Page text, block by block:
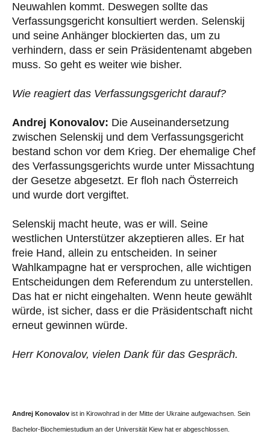
Neuwahlen kommt. Deswegen sollte das
Verfassungsgericht konsultiert werden. Selenskij
und seine Anhänger blockierten das, um zu
verhindern, dass er sein Präsidentenamt abgeben
muss. So geht es weiter wie bisher.
Wie reagiert das Verfassungsgericht darauf?
Andrej Konovalov: Die Auseinandersetzung
zwischen Selenskij und dem Verfassungsgericht
bestand schon vor dem Krieg. Der ehemalige Chef
des Verfassungsgerichts wurde unter Missachtung
der Gesetze abgesetzt. Er floh nach Österreich
und wurde dort vergiftet.
Selenskij macht heute, was er will. Seine
westlichen Unterstützer akzeptieren alles. Er hat
freie Hand, allein zu entscheiden. In seiner
Wahlkampagne hat er versprochen, alle wichtigen
Entscheidungen dem Referendum zu unterstellen.
Das hat er nicht eingehalten. Wenn heute gewählt
würde, ist sicher, dass er die Präsidentschaft nicht
erneut gewinnen würde.
Herr Konovalov, vielen Dank für das Gespräch.
Andrej Konovalov ist in Kirowohrad in der Mitte der Ukraine aufgewachsen. Sein
Bachelor-Biochemiestudium an der Universität Kiew hat er abgeschlossen.